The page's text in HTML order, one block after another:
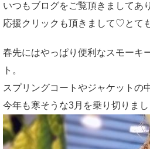
いつもブログをご覧頂きましてあ
応援クリックも頂きまして♡とて
春先にはやっぱり便利なスモーキ
ト。
スプリングコートやジャケットの
今年も寒そうな3月を乗り切りま